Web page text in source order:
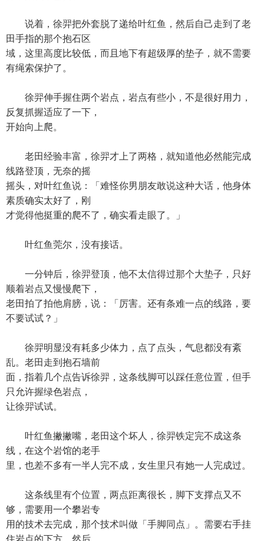
说着，徐羿把外套脱了递给叶红鱼，然后自己走到了老
田手指的那个抱石区
域，这里高度比较低，而且地下有超级厚的垫子，就不需要
有绳索保护了。
徐羿伸手握住两个岩点，岩点有些小，不是很好用力，
反复抓握适应了一下，
开始向上爬。
老田经验丰富，徐羿才上了两格，就知道他必然能完成
线路登顶，无奈的摇
摇头，对叶红鱼说：「难怪你男朋友敢说这种大话，他身体
素质确实太好了，刚
才觉得他挺重的爬不了，确实看走眼了。」
叶红鱼莞尔，没有接话。
一分钟后，徐羿登顶，他不太信得过那个大垫子，只好
顺着岩点又慢慢爬下，
老田拍了拍他肩膀，说：「厉害。还有条难一点的线路，要
不要试试？」
徐羿明显没有耗多少体力，点了点头，气息都没有紊
乱。老田走到抱石墙前
面，指着几个点告诉徐羿，这条线脚可以踩任意位置，但手
只允许握绿色岩点，
让徐羿试试。
叶红鱼撇撇嘴，老田这个坏人，徐羿铁定完不成这条
线，在这个岩馆的老手
里，也差不多有一半人完不成，女生里只有她一人完成过。
这条线里有个位置，两点距离很长，脚下支撑点又不
够，需要用一个攀岩专
用的技术去完成，那个技术叫做「手脚同点」。需要右手挂
住岩点的下方，然后